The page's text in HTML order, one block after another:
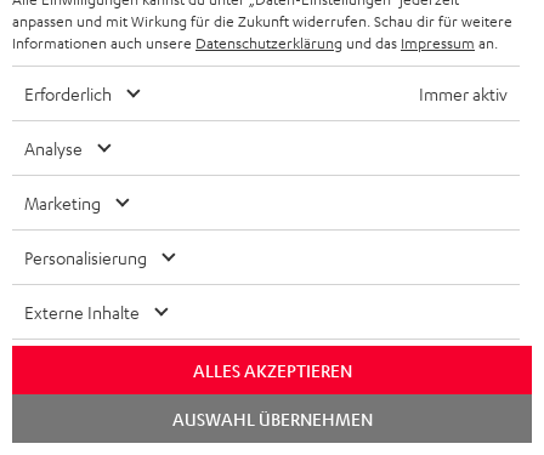
t
e
r
l
d
e
n
P
o
d
u
k
t
A
Hilfe zu diesem Produkt
n
f
o
rElektrogeräte Rücknahme
anpassen und mit Wirkung für die Zukunft widerrufen. Schau dir für weitere
Informationen auch unsere Datenschutzerklärung und das Impressum an.
Erforderlich Immer aktiv
Analyse
Marketing
Personalisierung
Externe Inhalte
ALLES AKZEPTIEREN
AUSWAHL ÜBERNEHMEN